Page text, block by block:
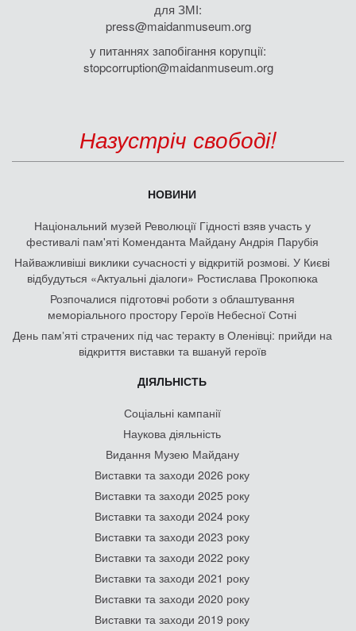
для ЗМІ:
press@maidanmuseum.org
у питаннях запобігання корупції:
stopcorruption@maidanmuseum.org
Назустріч свободі!
НОВИНИ
Національний музей Революції Гідності взяв участь у
фестивалі пам'яті Коменданта Майдану Андрія Парубія
Найважливіші виклики сучасності у відкритій розмові. У Києві
відбудуться «Актуальні діалоги» Ростислава Прокопюка
Розпочалися підготовчі роботи з облаштування
меморіального простору Героїв Небесної Сотні
День памʼяті страчених під час теракту в Оленівці: прийди на
відкриття виставки та вшануй героїв
ДІЯЛЬНІСТЬ
Соціальні кампанії
Наукова діяльність
Видання Музею Майдану
Виставки та заходи 2026 року
Виставки та заходи 2025 року
Виставки та заходи 2024 року
Виставки та заходи 2023 року
Виставки та заходи 2022 року
Виставки та заходи 2021 року
Виставки та заходи 2020 року
Виставки та заходи 2019 року